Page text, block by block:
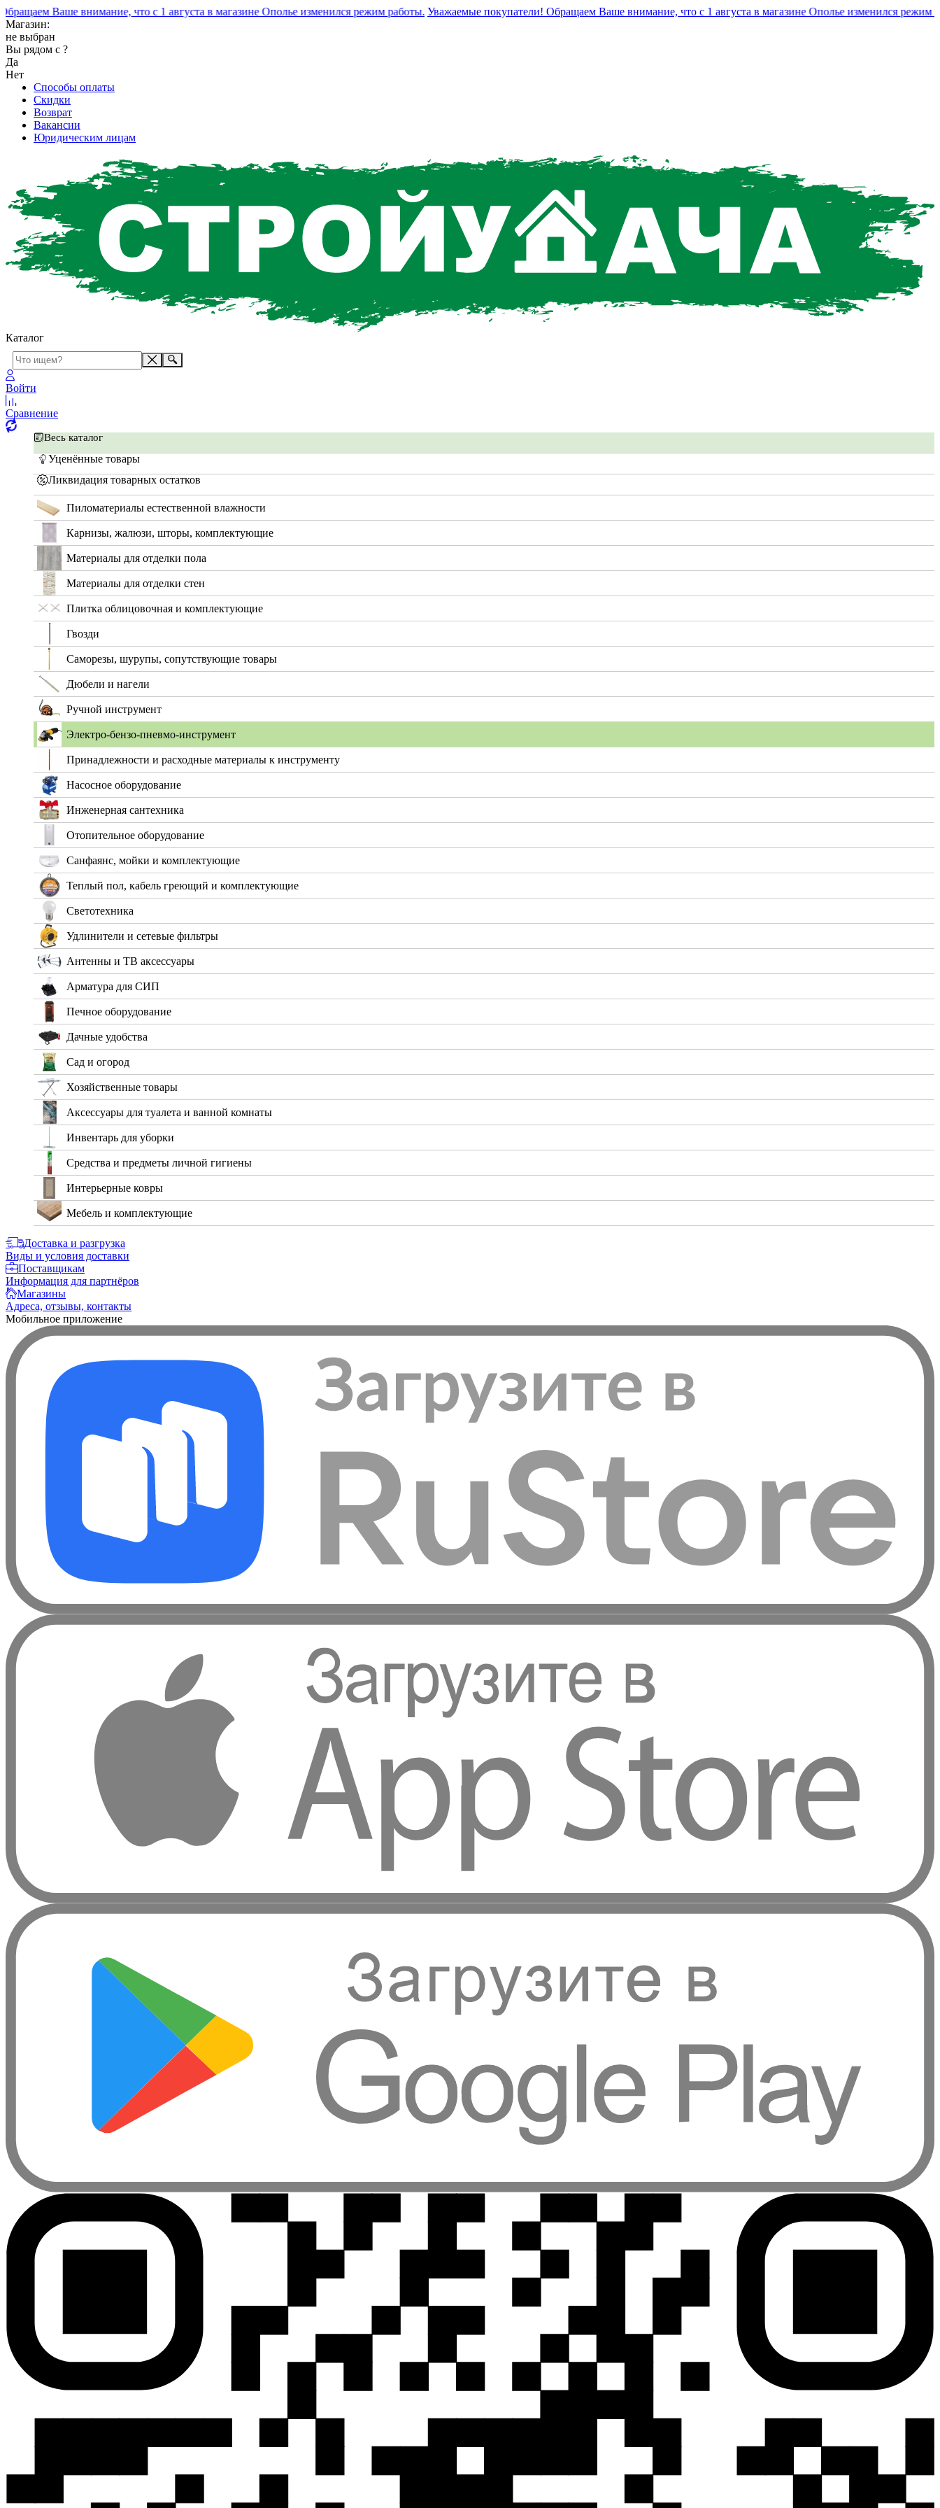
Ваше внимание, что с 1 августа в магазине Ополье изменился режим работы. Уважаемые покупатели! Обращаем Ваше внимание, что с 1 августа в магазине Ополье изменился режим
Магазин:
не выбран
Вы рядом с ?
Да
Нет
Способы оплаты
Скидки
Возврат
Вакансии
Юридическим лицам
Каталог
Войти
Сравнение
Весь каталог
Уценённые товары
Ликвидация товарных остатков
Пиломатериалы естественной влажности
Карнизы, жалюзи, шторы, комплектующие
Материалы для отделки пола
Материалы для отделки стен
Плитка облицовочная и комплектующие
Гвозди
Саморезы, шурупы, сопутствующие товары
Дюбели и нагели
Ручной инструмент
Электро-бензо-пневмо-инструмент
Принадлежности и расходные материалы к инструменту
Насосное оборудование
Инженерная сантехника
Отопительное оборудование
Санфаянс, мойки и комплектующие
Теплый пол, кабель греющий и комплектующие
Светотехника
Удлинители и сетевые фильтры
Антенны и ТВ аксессуары
Арматура для СИП
Печное оборудование
Дачные удобства
Сад и огород
Хозяйственные товары
Аксессуары для туалета и ванной комнаты
Инвентарь для уборки
Средства и предметы личной гигиены
Интерьерные ковры
Мебель и комплектующие
Доставка и разгрузка
Виды и условия доставки
Поставщикам
Информация для партнёров
Магазины
Адреса, отзывы, контакты
Мобильное приложение